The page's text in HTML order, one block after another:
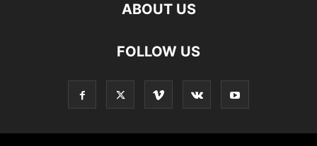
ABOUT US
FOLLOW US